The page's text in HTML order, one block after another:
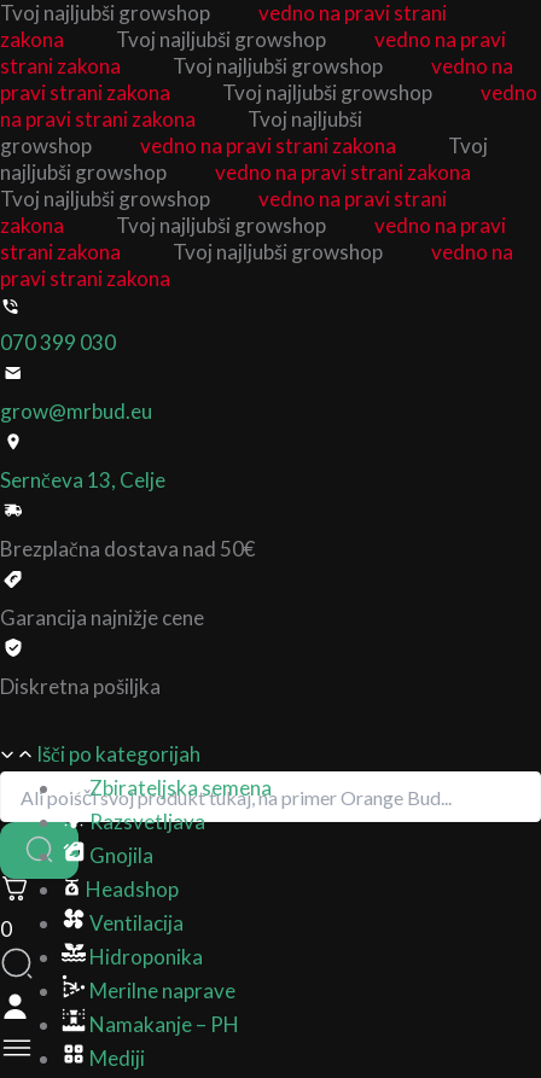
Skip
to
content
Tvoj najljubši growshop
vedno na pravi strani
zakona
Tvoj najljubši growshop
vedno na pravi
strani zakona
Tvoj najljubši growshop
vedno na
pravi strani zakona
Tvoj najljubši growshop
vedno
na pravi strani zakona
Tvoj najljubši
growshop
vedno na pravi strani zakona
Tvoj
najljubši growshop
vedno na pravi strani zakona
Tvoj najljubši growshop
vedno na pravi strani
zakona
Tvoj najljubši growshop
vedno na pravi
strani zakona
Tvoj najljubši growshop
vedno na
pravi strani zakona
070 399 030
grow@mrbud.eu
Sernčeva 13, Celje
Brezplačna dostava nad 50€
Garancija najnižje cene
Diskretna pošiljka
Išči po kategorijah
Zbirateljska semena
Razsvetljava
Gnojila
Headshop
Ventilacija
Hidroponika
Merilne naprave
Namakanje – PH
Mediji
Search
...
0
Cenovni
razpon:
od
19,90 €
do
38,90 €
Cenovni
razpon:
od
30,00 €
do
300,00 €
Cenovni
razpon:
od
30,90 €
do
49,90 €
Izvirna
je
bila:
32,90 €.
Trenutna
cena
14,80 €.
Cenovni
razpon:
od
19,90 €
do
38,90 €
Cenovni
razpon:
od
30,00 €
do
300,00 €
Cenovni
razpon:
od
30,90 €
do
49,90 €
Izvirna
je
bila:
32,90 €.
Trenutna
cena
14,80 €.
Search
...